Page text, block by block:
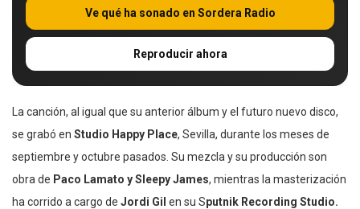
Ve qué ha sonado en Sordera Radio
Reproducir ahora
La canción, al igual que su anterior álbum y el futuro nuevo disco,
se grabó en Studio Happy Place, Sevilla, durante los meses de
septiembre y octubre pasados. Su mezcla y su producción son
obra de Paco Lamato y Sleepy James, mientras la masterización
ha corrido a cargo de Jordi Gil en su Sputnik Recording Studio.